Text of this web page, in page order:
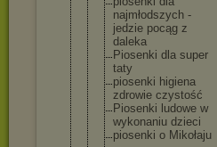
najmłodszyc h -
jedzie pocąg z
daleka
Piosenki dla super
taty
piosenki higiena
zdrowie czystość
Piosenki ludowe w
wykonaniu dzieci
piosenki o Mikołaju